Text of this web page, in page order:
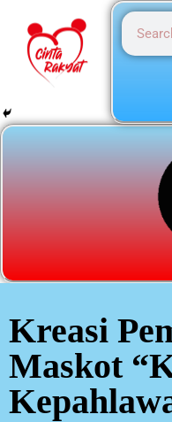
Kreasi
Maskot